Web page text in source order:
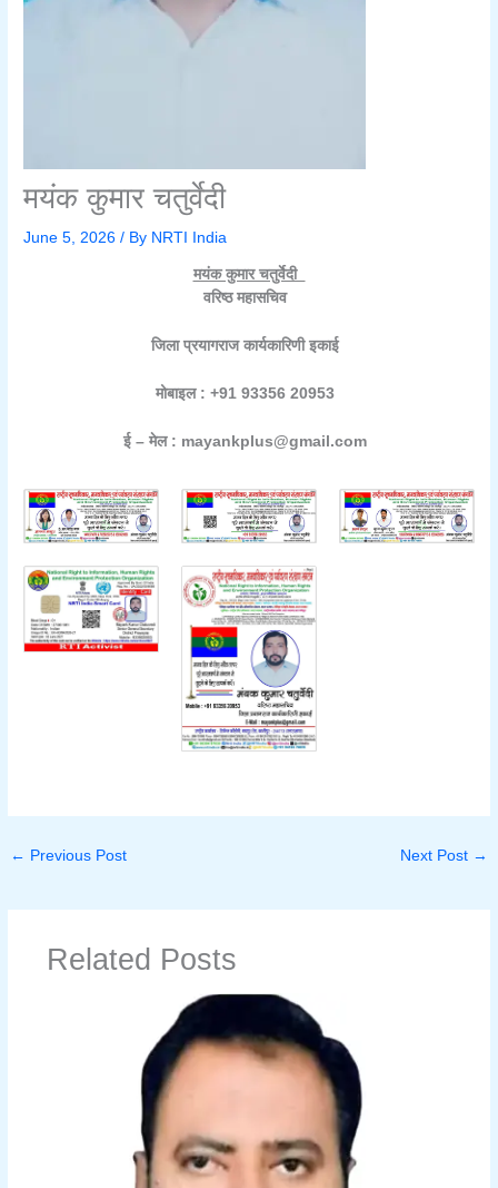
मयंक कुमार चतुर्वेदी
June 5, 2026/ By NRTI India
मयंक कुमार चतुर्वेदी
वरिष्ठ महासचिव
जिला प्रयागराज कार्यकारिणी इकाई
मोबाइल : +91 93356 20953
ई – मेल : mayankplus@gmail.com
← Previous Post Next Post →
Related Posts